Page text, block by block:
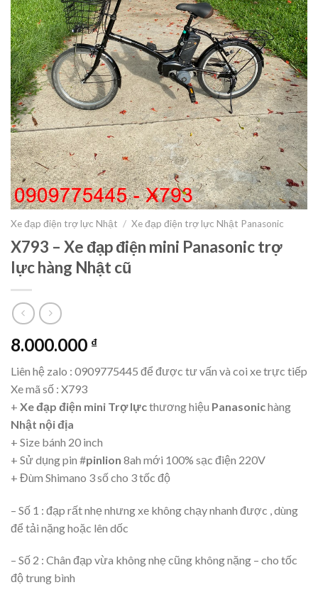
Xe đạp điện trợ lực Nhật / Xe đạp điện trợ lực Nhật Panasonic
X793 – Xe đạp điện mini Panasonic trợ
lực hàng Nhật cũ
8.000.000 ₫
Liên hệ zalo : 0909775445 để được tư vấn và coi xe trực tiếp
Xe mã số : X793
+ Xe đạp điện mini Trợ lựcthương hiệu Panasonichàng
Nhật nội địa
+ Size bánh 20 inch
+ Sử dụng pin #pinlion 8ah mới 100% sạc điện 220V
+ Đùm Shimano 3 số cho 3 tốc độ
– Số 1 : đạp rất nhẹ nhưng xe không chạy nhanh được , dùng
để tải nặng hoặc lên dốc
– Số 2 : Chân đạp vừa không nhẹ cũng không nặng – cho tốc
độ trung bình